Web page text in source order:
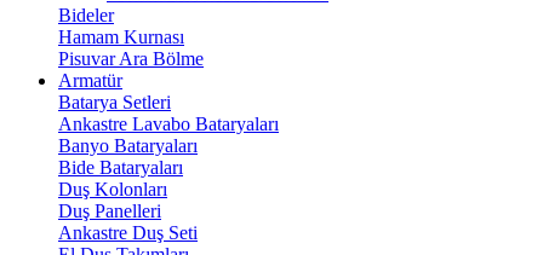
Bideler
Hamam Kurnası
Pisuvar Ara Bölme
Armatür
Batarya Setleri
Ankastre Lavabo Bataryaları
Banyo Bataryaları
Bide Bataryaları
Duş Kolonları
Duş Panelleri
Ankastre Duş Seti